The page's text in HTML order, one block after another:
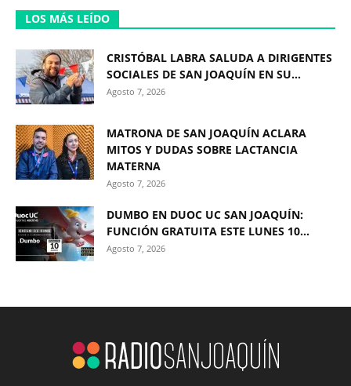
LOS MÁS LEÍDO
CRISTÓBAL LABRA SALUDA A DIRIGENTES
SOCIALES DE SAN JOAQUÍN EN SU...
Agosto 7, 2026
MATRONA DE SAN JOAQUÍN ACLARA
MITOS Y DUDAS SOBRE LACTANCIA
MATERNA
Agosto 7, 2026
DUMBO EN DUOC UC SAN JOAQUÍN:
FUNCIÓN GRATUITA ESTE LUNES 10...
Agosto 7, 2026